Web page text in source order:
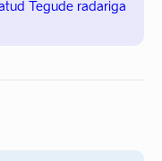
Tegude radariga